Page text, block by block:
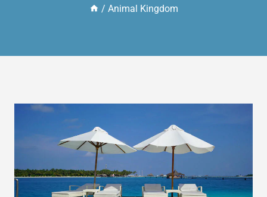
/ Animal Kingdom